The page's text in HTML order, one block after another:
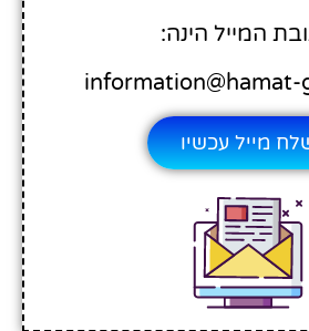
המייל הינה:
information@hamat-
מייל עכשיו